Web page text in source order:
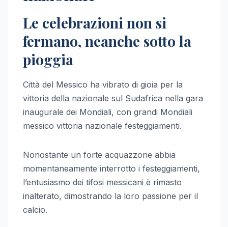
Le celebrazioni non si
fermano, neanche sotto la
pioggia
Città del Messico ha vibrato di gioia per la
vittoria della nazionale sul Sudafrica nella gara
inaugurale dei Mondiali, con grandi Mondiali
messico vittoria nazionale festeggiamenti.
Nonostante un forte acquazzone abbia
momentaneamente interrotto i festeggiamenti,
l’entusiasmo dei tifosi messicani è rimasto
inalterato, dimostrando la loro passione per il
calcio.